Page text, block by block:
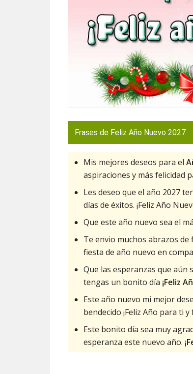
Frases de Feliz Año Nuevo 2027
Mis mejores deseos para el
aspiraciones y más felicidad
Les deseo que el año 2027
días de éxitos. ¡Feliz Año
Que este año nuevo sea el
Te envio muchos abrazos
fiesta de año nuevo en
Que las esperanzas que aún
tengas un bonito día ¡Feliz
Este año nuevo mi mejor
bendecido ¡Feliz Año para ti y
Este bonito día sea muy
esperanza este nuevo año.